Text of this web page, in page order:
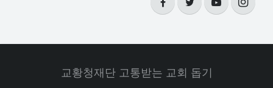
교황청재단 고통받는 교회 돕기